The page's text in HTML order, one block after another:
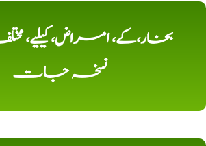
بخار،کے، امراض، کیلیے،
نسخہ جات